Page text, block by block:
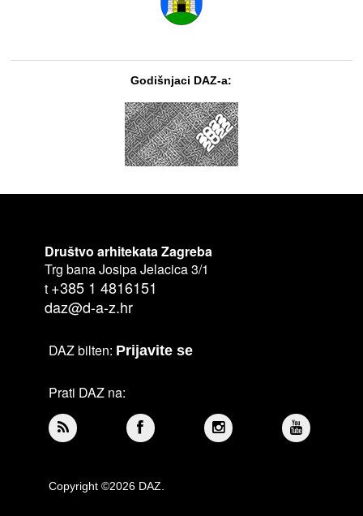
Godišnjaci DAZ-a:
Društvo arhitekata Zagreba
Trg bana Josipa Jelacica 3/1
t +385 1 4816151
daz@d-a-z.hr
DAZ bilten: Prijavite se
Prati DAZ na:
Copyright ©2026 DAZ.